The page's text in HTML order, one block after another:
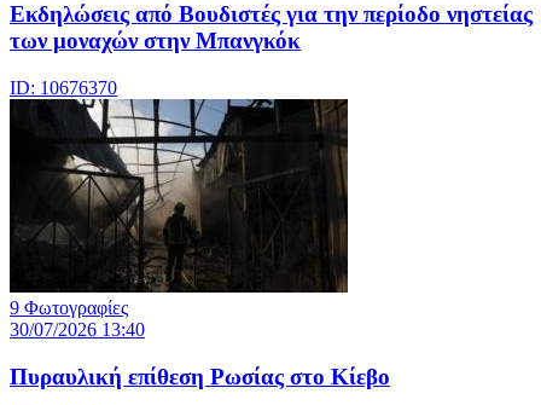
Εκδηλώσεις από Βουδιστές για την περίοδο νηστείας
των μοναχών στην Μπανγκόκ
ID: 10676370
9 Φωτογραφίες
30/07/2026 13:40
Πυραυλική επίθεση Ρωσίας στο Κίεβο